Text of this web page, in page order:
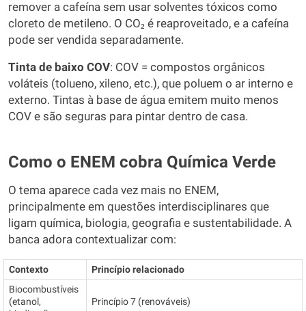
remover a cafeína sem usar solventes tóxicos como
cloreto de metileno. O CO₂ é reaproveitado, e a cafeína
pode ser vendida separadamente.
Tinta de baixo COV: COV = compostos orgânicos
voláteis (tolueno, xileno, etc.), que poluem o ar interno e
externo. Tintas à base de água emitem muito menos
COV e são seguras para pintar dentro de casa.
Como o ENEM cobra Química Verde
O tema aparece cada vez mais no ENEM,
principalmente em questões interdisciplinares que
ligam química, biologia, geografia e sustentabilidade. A
banca adora contextualizar com:
Contexto
Princípio relacionado
Biocombustíveis
(etanol,
Princípio 7 (renováveis)